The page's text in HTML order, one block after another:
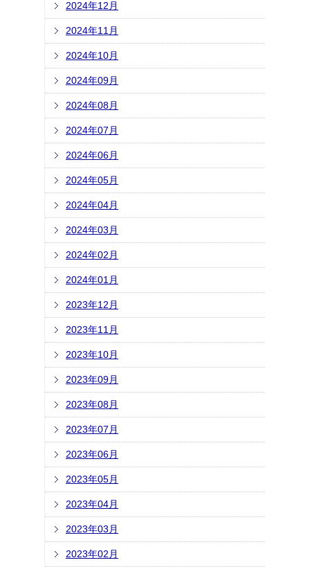
2024年12月
2024年11月
2024年10月
2024年09月
2024年08月
2024年07月
2024年06月
2024年05月
2024年04月
2024年03月
2024年02月
2024年01月
2023年12月
2023年11月
2023年10月
2023年09月
2023年08月
2023年07月
2023年06月
2023年05月
2023年04月
2023年03月
2023年02月